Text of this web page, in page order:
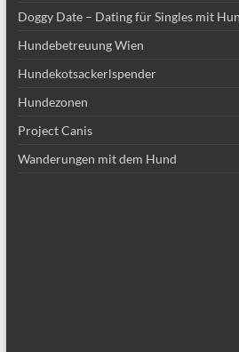
Doggy Date – Dating für Singles mit
Hundebetreuung Wien
Hundekotsackerlspender
Hundezonen
Project Canis
Wanderungen mit dem Hund